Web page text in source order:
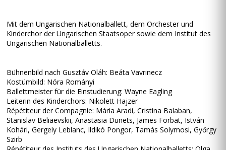
Mit dem Ungarischen Nationalballett, dem Orchester und
Kinderchor der Ungarischen Staatsoper sowie dem Institut des
Ungarischen Nationalballetts.
Bühnenbild nach Gusztáv Oláh: Beáta Vavrinecz
Kostümbild: Nóra Rományi
Ballettmeister für die Einstudierung: Wayne Eagling
Leiterin des Kinderchors: Nikolett Hajzer
Répétiteur der Compagnie: Mária Aradi, Cristina Balaban,
Stanislav Beliaevskii, Anastasia Dunets, James Forbat, István
Kohári, Gergely Leblanc, Ildikó Pongor, Tamás Solymosi, Győrgy
Szirb